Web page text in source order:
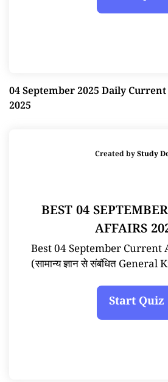
04 September 2025 Daily
2025
Created byStudy
BEST 04
AFFAIRS
Best 04 September Current
(सामान्य ज्ञान से संबंधित